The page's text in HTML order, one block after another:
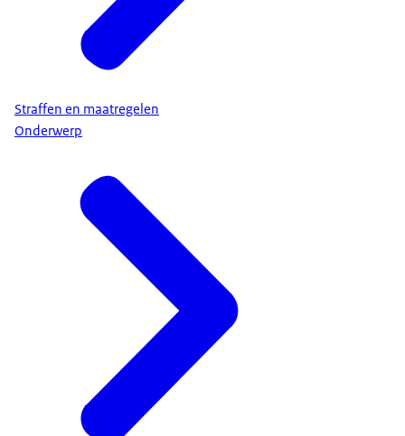
Straffen en maatregelen
Onderwerp